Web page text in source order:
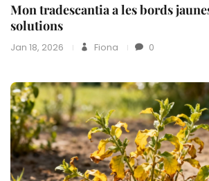
Mon tradescantia a les bords
solutions
Jan 18, 2026 Fiona 0